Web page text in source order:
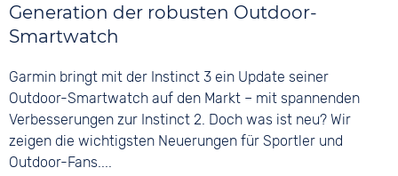
Generation der robusten Outdoor-
Smartwatch
Garmin bringt mit der Instinct 3 ein Update seiner
Outdoor-Smartwatch auf den Markt – mit spannenden
Verbesserungen zur Instinct 2. Doch was ist neu? Wir
zeigen die wichtigsten Neuerungen für Sportler und
Outdoor-Fans....